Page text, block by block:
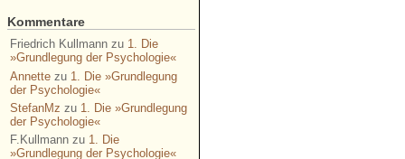
Kommentare
Friedrich Kullmannzu 1. Die
»Grundlegung der Psychologie«
Annettezu 1. Die »Grundlegung
der Psychologie«
StefanMz zu 1. Die »Grundlegung
der Psychologie«
F.Kullmannzu 1. Die
»Grundlegung der Psychologie«